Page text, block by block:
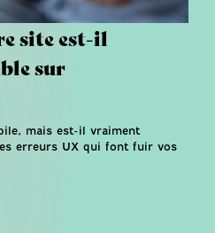
site est-il
sur
mais est-il vraiment
erreurs UX qui font fuir vos